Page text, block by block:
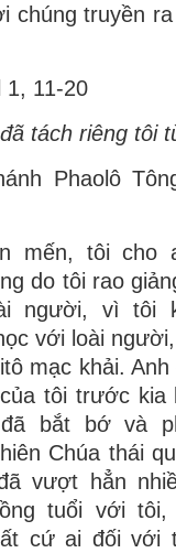
chúng truyền
1, 11-20
tách riêng tôi
Phaolô
mến, tôi cho
do tôi rao
người, vì tôi
với loài
mạc khải. Anh
tôi trước kia
bắt bớ và
Chúa thái
vượt hẳn
tuổi với
cứ ai đối với